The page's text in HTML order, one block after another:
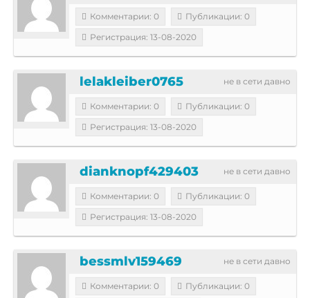
Комментарии: 0
Публикации: 0
Регистрация: 13-08-2020
не в сети давно
lelakleiber0765
Комментарии: 0
Публикации: 0
Регистрация: 13-08-2020
не в сети давно
dianknopf429403
Комментарии: 0
Публикации: 0
Регистрация: 13-08-2020
не в сети давно
bessmlv159469
Комментарии: 0
Публикации: 0